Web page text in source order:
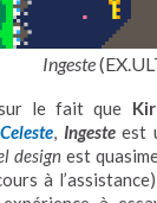
Ingeste
sur le fait que
Celeste Ingesteest
designest
à